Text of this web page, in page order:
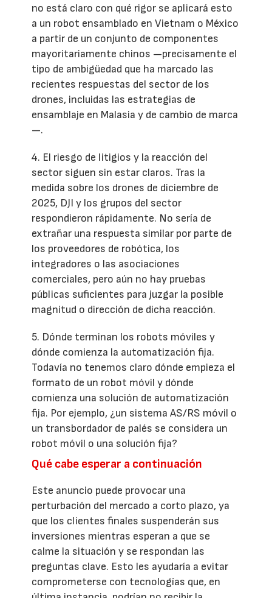
no está claro con qué rigor se aplicará esto
a un robot ensamblado en Vietnam o México
a partir de un conjunto de componentes
mayoritariamente chinos —precisamente el
tipo de ambigüedad que ha marcado las
recientes respuestas del sector de los
drones, incluidas las estrategias de
ensamblaje en Malasia y de cambio de marca
—.
4. El riesgo de litigios y la reacción del
sector siguen sin estar claros. Tras la
medida sobre los drones de diciembre de
2025, DJI y los grupos del sector
respondieron rápidamente. No sería de
extrañar una respuesta similar por parte de
los proveedores de robótica, los
integradores o las asociaciones
comerciales, pero aún no hay pruebas
públicas suficientes para juzgar la posible
magnitud o dirección de dicha reacción.
5. Dónde terminan los robots móviles y
dónde comienza la automatización fija.
Todavía no tenemos claro dónde empieza el
formato de un robot móvil y dónde
comienza una solución de automatización
fija. Por ejemplo, ¿un sistema AS/RS móvil o
un transbordador de palés se considera un
robot móvil o una solución fija?
Qué cabe esperar a continuación
Este anuncio puede provocar una
perturbación del mercado a corto plazo, ya
que los clientes finales suspenderán sus
inversiones mientras esperan a que se
calme la situación y se respondan las
preguntas clave. Esto les ayudaría a evitar
comprometerse con tecnologías que, en